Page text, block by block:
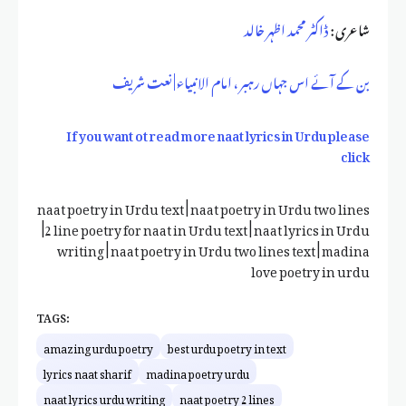
شاعری :ڈاکٹر محمد اظہر خالد
بن کے آئے اس جہاں رہبر ، امام الانبیاء | نعت شریف
If you want ot read more naat lyrics in Urdu please
click
naat poetry in Urdu text | naat poetry in Urdu two lines
|2 line poetry for naat in Urdu text | naat lyrics in Urdu
writing | naat poetry in Urdu two lines text | madina
love poetry in urdu
TAGS:
amazing urdu poetry best urdu poetry in text
lyrics naat sharif madina poetry urdu
naat lyrics urdu writing naat poetry 2 lines